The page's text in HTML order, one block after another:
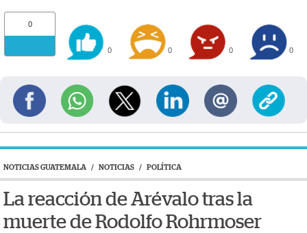
0
0 0 0 0
NOTICIAS GUATEMALA / NOTICIAS / POLÍTICA
La reacción de Arévalo tras la
muerte de Rodolfo Rohrmoser